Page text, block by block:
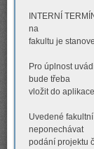
INTERNÍ
na
fakultu je
Pro úplnost
bude třeba
vložit do
Uvedené
neponechávat
podání projektu